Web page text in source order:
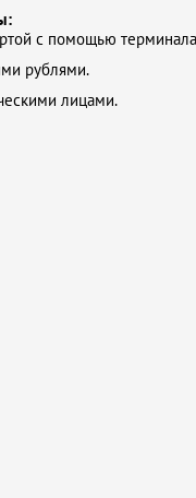
с помощью
рублями.
лицами.